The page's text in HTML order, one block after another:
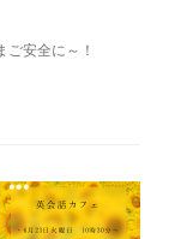
安全に～！